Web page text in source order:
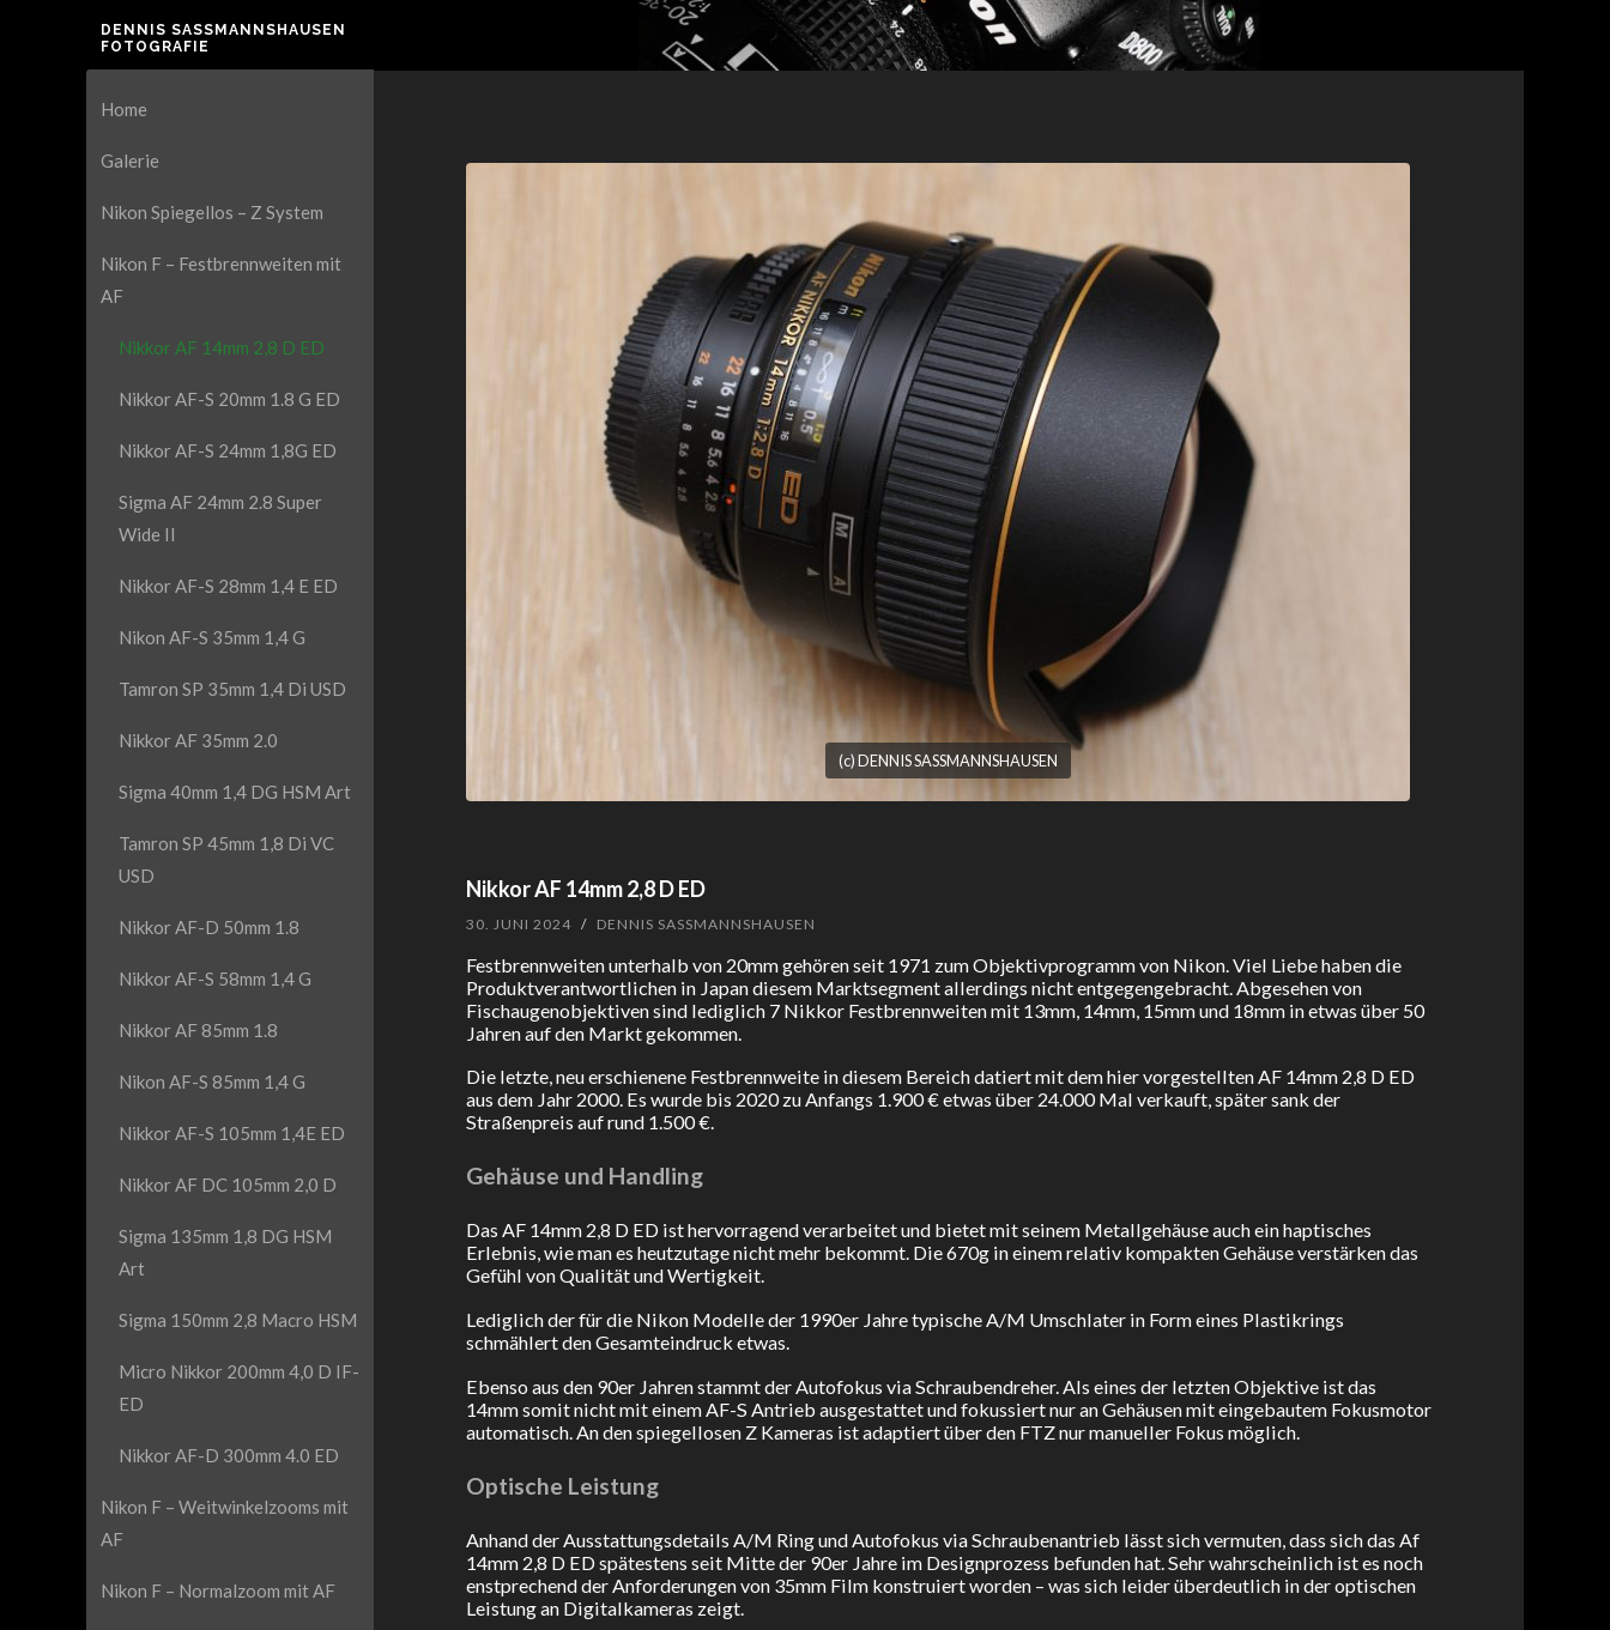
DENNIS SASSMANNSHAUSEN F
OTOGRAFIE
Home
Galerie
Nikon Spiegellos – Z System
Nikon F – Festbrennweiten mit
AF
Nikkor AF 14mm 2,8 D ED
Nikkor AF-S 20mm 1.8 G ED
Nikkor AF-S 24mm 1,8G ED
Sigma AF 24mm 2.8 Super
Wide II
Nikkor AF-S 28mm 1,4 E ED
Nikon AF-S 35mm 1,4 G
Tamron SP 35mm 1,4 Di USD
Nikkor AF 35mm 2.0
Sigma 40mm 1,4 DG HSM Art
Tamron SP 45mm 1,8 Di VC
USD
Nikkor AF-D 50mm 1.8
Nikkor AF-S 58mm 1,4 G
Nikkor AF 85mm 1.8
Nikon AF-S 85mm 1,4 G
Nikkor AF-S 105mm 1,4E ED
Nikkor AF DC 105mm 2,0 D
Sigma 135mm 1,8 DG HSM
Art
Sigma 150mm 2,8 Macro HSM
Micro Nikkor 200mm 4,0 D IF-
ED
Nikkor AF-D 300mm 4.0 ED
Nikon F – Weitwinkelzooms mit
AF
Nikon F – Normalzoom mit AF
(c) DENNIS SASSMANNSHAUSEN
Nikkor AF 14mm 2,8 D ED
30. JUNI 2024 / DENNIS SASSMANNSHAUSEN
Festbrennweiten unterhalb von 20mm gehören seit 1971 zum Objektivprogramm von Nikon. Viel Liebe haben die
Produktverantwortlichen in Japan diesem Marktsegment allerdings nicht entgegengebracht. Abgesehen von
Fischaugenobjektiven sind lediglich 7 Nikkor Festbrennweiten mit 13mm, 14mm, 15mm und 18mm in etwas über 50
Jahren auf den Markt gekommen.
Die letzte, neu erschienene Festbrennweite in diesem Bereich datiert mit dem hier vorgestellten AF 14mm 2,8 D ED
aus dem Jahr 2000. Es wurde bis 2020 zu Anfangs 1.900 € etwas über 24.000 Mal verkauft, später sank der
Straßenpreis auf rund 1.500 €.
Gehäuse und Handling
Das AF 14mm 2,8 D ED ist hervorragend verarbeitet und bietet mit seinem Metallgehäuse auch ein haptisches
Erlebnis, wie man es heutzutage nicht mehr bekommt. Die 670g in einem relativ kompakten Gehäuse verstärken das
Gefühl von Qualität und Wertigkeit.
Lediglich der für die Nikon Modelle der 1990er Jahre typische A/M Umschlater in Form eines Plastikrings
schmählert den Gesamteindruck etwas.
Ebenso aus den 90er Jahren stammt der Autofokus via Schraubendreher. Als eines der letzten Objektive ist das
14mm somit nicht mit einem AF-S Antrieb ausgestattet und fokussiert nur an Gehäusen mit eingebautem Fokusmotor
automatisch. An den spiegellosen Z Kameras ist adaptiert über den FTZ nur manueller Fokus möglich.
Optische Leistung
Anhand der Ausstattungsdetails A/M Ring und Autofokus via Schraubenantrieb lässt sich vermuten, dass sich das Af
14mm 2,8 D ED spätestens seit Mitte der 90er Jahre im Designprozess befunden hat. Sehr wahrscheinlich ist es noch
enstprechend der Anforderungen von 35mm Film konstruiert worden – was sich leider überdeutlich in der optischen
Leistung an Digitalkameras zeigt.